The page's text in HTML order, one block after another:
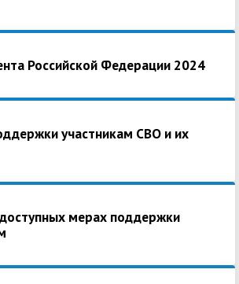
Российской Федерации 2024
участникам СВО и их
мерах поддержки